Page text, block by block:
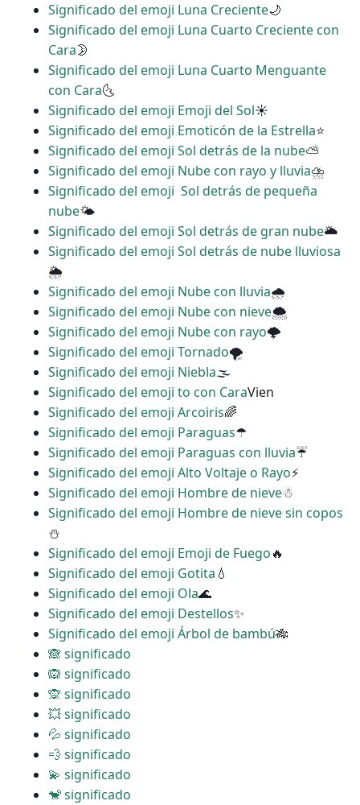
Significado del emoji Luna Creciente🌙
Significado del emoji Luna Cuarto Creciente con
Cara🌛
Significado del emoji Luna Cuarto Menguante
con Cara🌜
Significado del emoji Emoji del Sol☀
Significado del emoji Emoticón de la Estrella⭐
Significado del emoji Sol detrás de la nube⛅
Significado del emoji Nube con rayo y lluvia⛈
Significado del emoji ️ Sol detrás de pequeña
nube🌤
Significado del emoji Sol detrás de gran nube🌥
Significado del emoji Sol detrás de nube lluviosa
🌦
Significado del emoji Nube con lluvia🌧
Significado del emoji Nube con nieve🌨
Significado del emoji Nube con rayo🌩
Significado del emoji Tornado🌪
Significado del emoji Niebla🌫
Significado del emoji to con CaraVien
Significado del emoji Arcoiris🌈
Significado del emoji Paraguas☂
Significado del emoji Paraguas con lluvia☔
Significado del emoji Alto Voltaje o Rayo⚡
Significado del emoji Hombre de nieve☃
Significado del emoji Hombre de nieve sin copos
⛄
Significado del emoji Emoji de Fuego🔥
Significado del emoji Gotita 💧
Significado del emoji Ola🌊
Significado del emoji Destellos✨
Significado del emoji Árbol de bambú🎋
🙈 significado
🙉 significado
🙊 significado
💥 significado
💦 significado
💨 significado
💫 significado
🐒 significado